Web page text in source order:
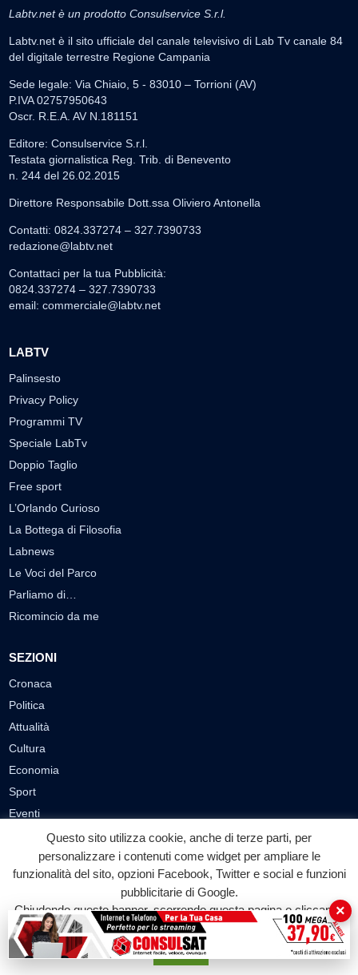
Labtv.net è un prodotto Consulservice S.r.l.
Labtv.net è il sito ufficiale del canale televisivo di Lab Tv canale 84
del digitale terrestre Regione Campania
Sede legale: Via Chiaio, 5 - 83010 – Torrioni (AV)
P.IVA 02757950643
Oscr. R.E.A. AV N.181151
Editore: Consulservice S.r.l.
Testata giornalistica Reg. Trib. di Benevento
n. 244 del 26.02.2015
Direttore Responsabile Dott.ssa Oliviero Antonella
Contatti: 0824.337274 – 327.7390733
redazione@labtv.net
Contattaci per la tua Pubblicità:
0824.337274 – 327.7390733
email: commerciale@labtv.net
LABTV
Palinsesto
Privacy Policy
Programmi TV
Speciale LabTv
Doppio Taglio
Free sport
L’Orlando Curioso
La Bottega di Filosofia
Labnews
Le Voci del Parco
Parliamo di…
Ricomincio da me
SEZIONI
Cronaca
Politica
Attualità
Cultura
Economia
Sport
Eventi
VIDEO
Video Cronaca
Video Attualità
Video Economia
Questo sito utilizza cookie, anche di terze parti, per
personalizzare i contenuti come widget per ampliare le
funzionalità del sito, opzioni Facebook, Twitter e social e funzioni
pubblicitarie di Google.
Chiudendo questo banner, scorrendo questa pagina o cliccando
su qualunque suo elemento acconsenti all'uso dei cookie.
Accetta
×